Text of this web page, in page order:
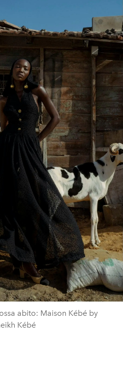
abito: Maison Kébé by
Kébé